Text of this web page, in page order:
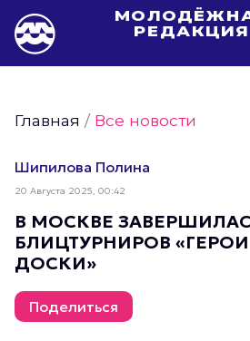
РЕДАКЦИЯ
Фото Молодёжи Москвы
Фотогалереи Молодёжи Москвы
Статьи Молодёжи Москвы
Молодёжь Москвы культурная
Молодёжь Москвы спортивная
Молодёжь Москвы в движении
Молодёжь Москвы здоровая
Главная /Все новости
Шипилова Полина
20 Августа 2025, 00:42
В МОСКВЕ
БЛИЦТУРНИРОВ
ДОСКИ»
Поделиться